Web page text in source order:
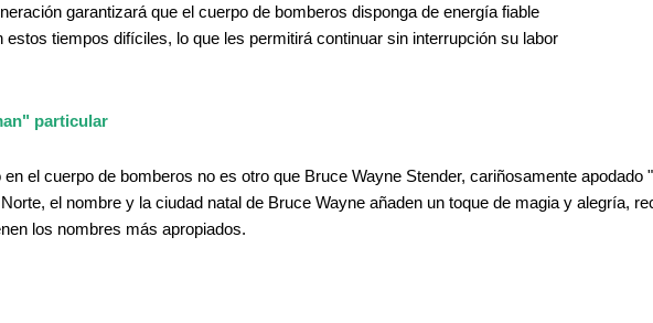
garantizará que el cuerpo de bomberos disponga de energía fiable
estos tiempos difíciles, lo que les permitirá continuar sin interrupción su labor
particular
el cuerpo de bomberos no es otro que Bruce Wayne Stender, cariñosamente
el nombre y la ciudad natal de Bruce Wayne añaden un toque de magia y alegría,
los nombres más apropiados.